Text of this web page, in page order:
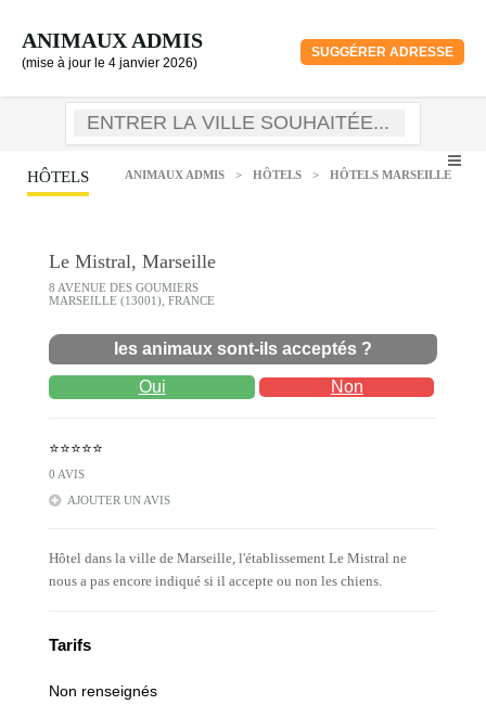
ANIMAUX ADMIS
(mise à jour le 4 janvier 2026)
SUGGÉRER ADRESSE
HÔTELS ANIMAUX ADMIS > HÔTELS > HÔTELS MARSEILLE
Le Mistral, Marseille
8 AVENUE DES GOUMIERS
MARSEILLE (13001), FRANCE
les animaux sont-ils acceptés ?
Oui Non
⭐⭐⭐⭐⭐
0 AVIS
AJOUTER UN AVIS
Hôtel dans la ville de Marseille, l'établissement Le Mistral ne
nous a pas encore indiqué si il accepte ou non les chiens.
Tarifs
Non renseignés